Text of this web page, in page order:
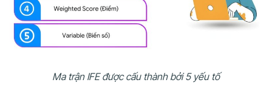
Ma trận IFE được cấu thành bởi 5 yếu tố